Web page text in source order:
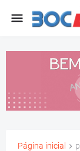
Página inicial